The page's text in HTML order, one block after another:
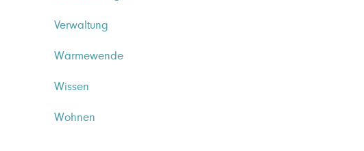
Verwaltung
Wärmewende
Wissen
Wohnen